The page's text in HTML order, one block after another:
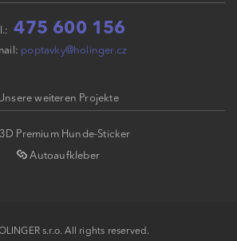
475 600 156
poptavky@holinger.cz
weiteren Projekte
3D Premium Hunde-Sticker
Autoaufkleber
s.r.o. All rights reserved.